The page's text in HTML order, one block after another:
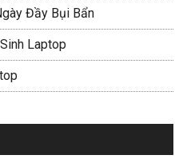
Đầy Bụi Bẩn
Laptop